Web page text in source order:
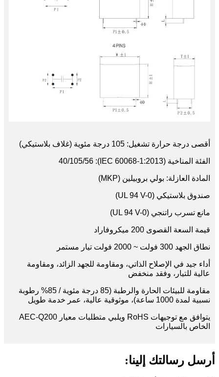
أقصى درجة حرارة تشغيل: 105 درجة مئوية (غلاف بلاستيكي)
الفئة المناخية (IEC 60068-1:2013): 40/105/56
المادة العازلة: بولي بروبيلين (MKP)
صندوق بلاستيكي (UL 94 V-0)
مانع تسرب راتنجي (UL 94 V-0)
قيمة السعة القصوى 200 ميكروفاراد
نطاق الجهد 300 فولت ~ 2000 فولت تيار مستمر
أداء جيد في الإصلاح الذاتي، ومقاومة للجهد الزائد، ومقاومة
عالية للتيار، وفقد منخفض
مقاومة للبيئات الحارة والرطبة (85 درجة مئوية / 85% رطوبة
نسبية لمدة 1000 ساعة)، موثوقية عالية، عمر خدمة طويل
يتوافق مع توجيهات RoHS ويلبي متطلبات معيار AEC-Q200
الخاص بالسيارات
أرسل رسالتك إلينا: